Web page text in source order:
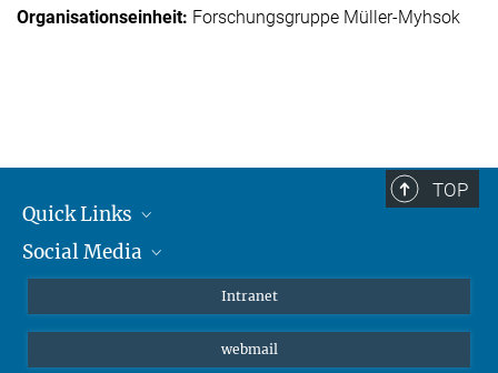
Forschungsgruppe Müller-Myhsok
TOP
Quick Links
Student*innen/Wissenschaftler*innen
Social Media
Bluesky
Intranet
webmail